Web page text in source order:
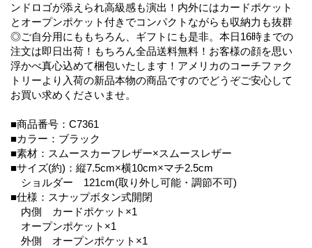
ンドロゴが添えられ高級感も演出！内外にはカードポケット
とオープンポケット付きでコンパクトながらも収納力も抜群
◎ご自分用にももちろん、ギフトにも是非。本日16時までの
注文は即日出荷！もちろん全品送料無料！お客様の顔を思い
浮かべ真心込めて梱包いたします！アメリカのコーチファク
トリーより入荷の新品本物の商品ですのでどうぞご安心して
お買い求めくださいませ。
■商品番号：C7361
■カラー：ブラック
■素材：スムースカーフレザー×スムースレザー
■サイズ(約)：縦7.5cm×横10cm×マチ2.5cm
ショルダー 121cm(取り外し可能・調節不可)
■仕様：スナップボタン式開閉
内側 カードポケット×1
オープンポケット×1
外側 オープンポケット×1